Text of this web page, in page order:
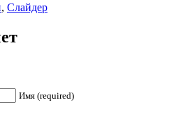
, Слайдер
Имя (required)